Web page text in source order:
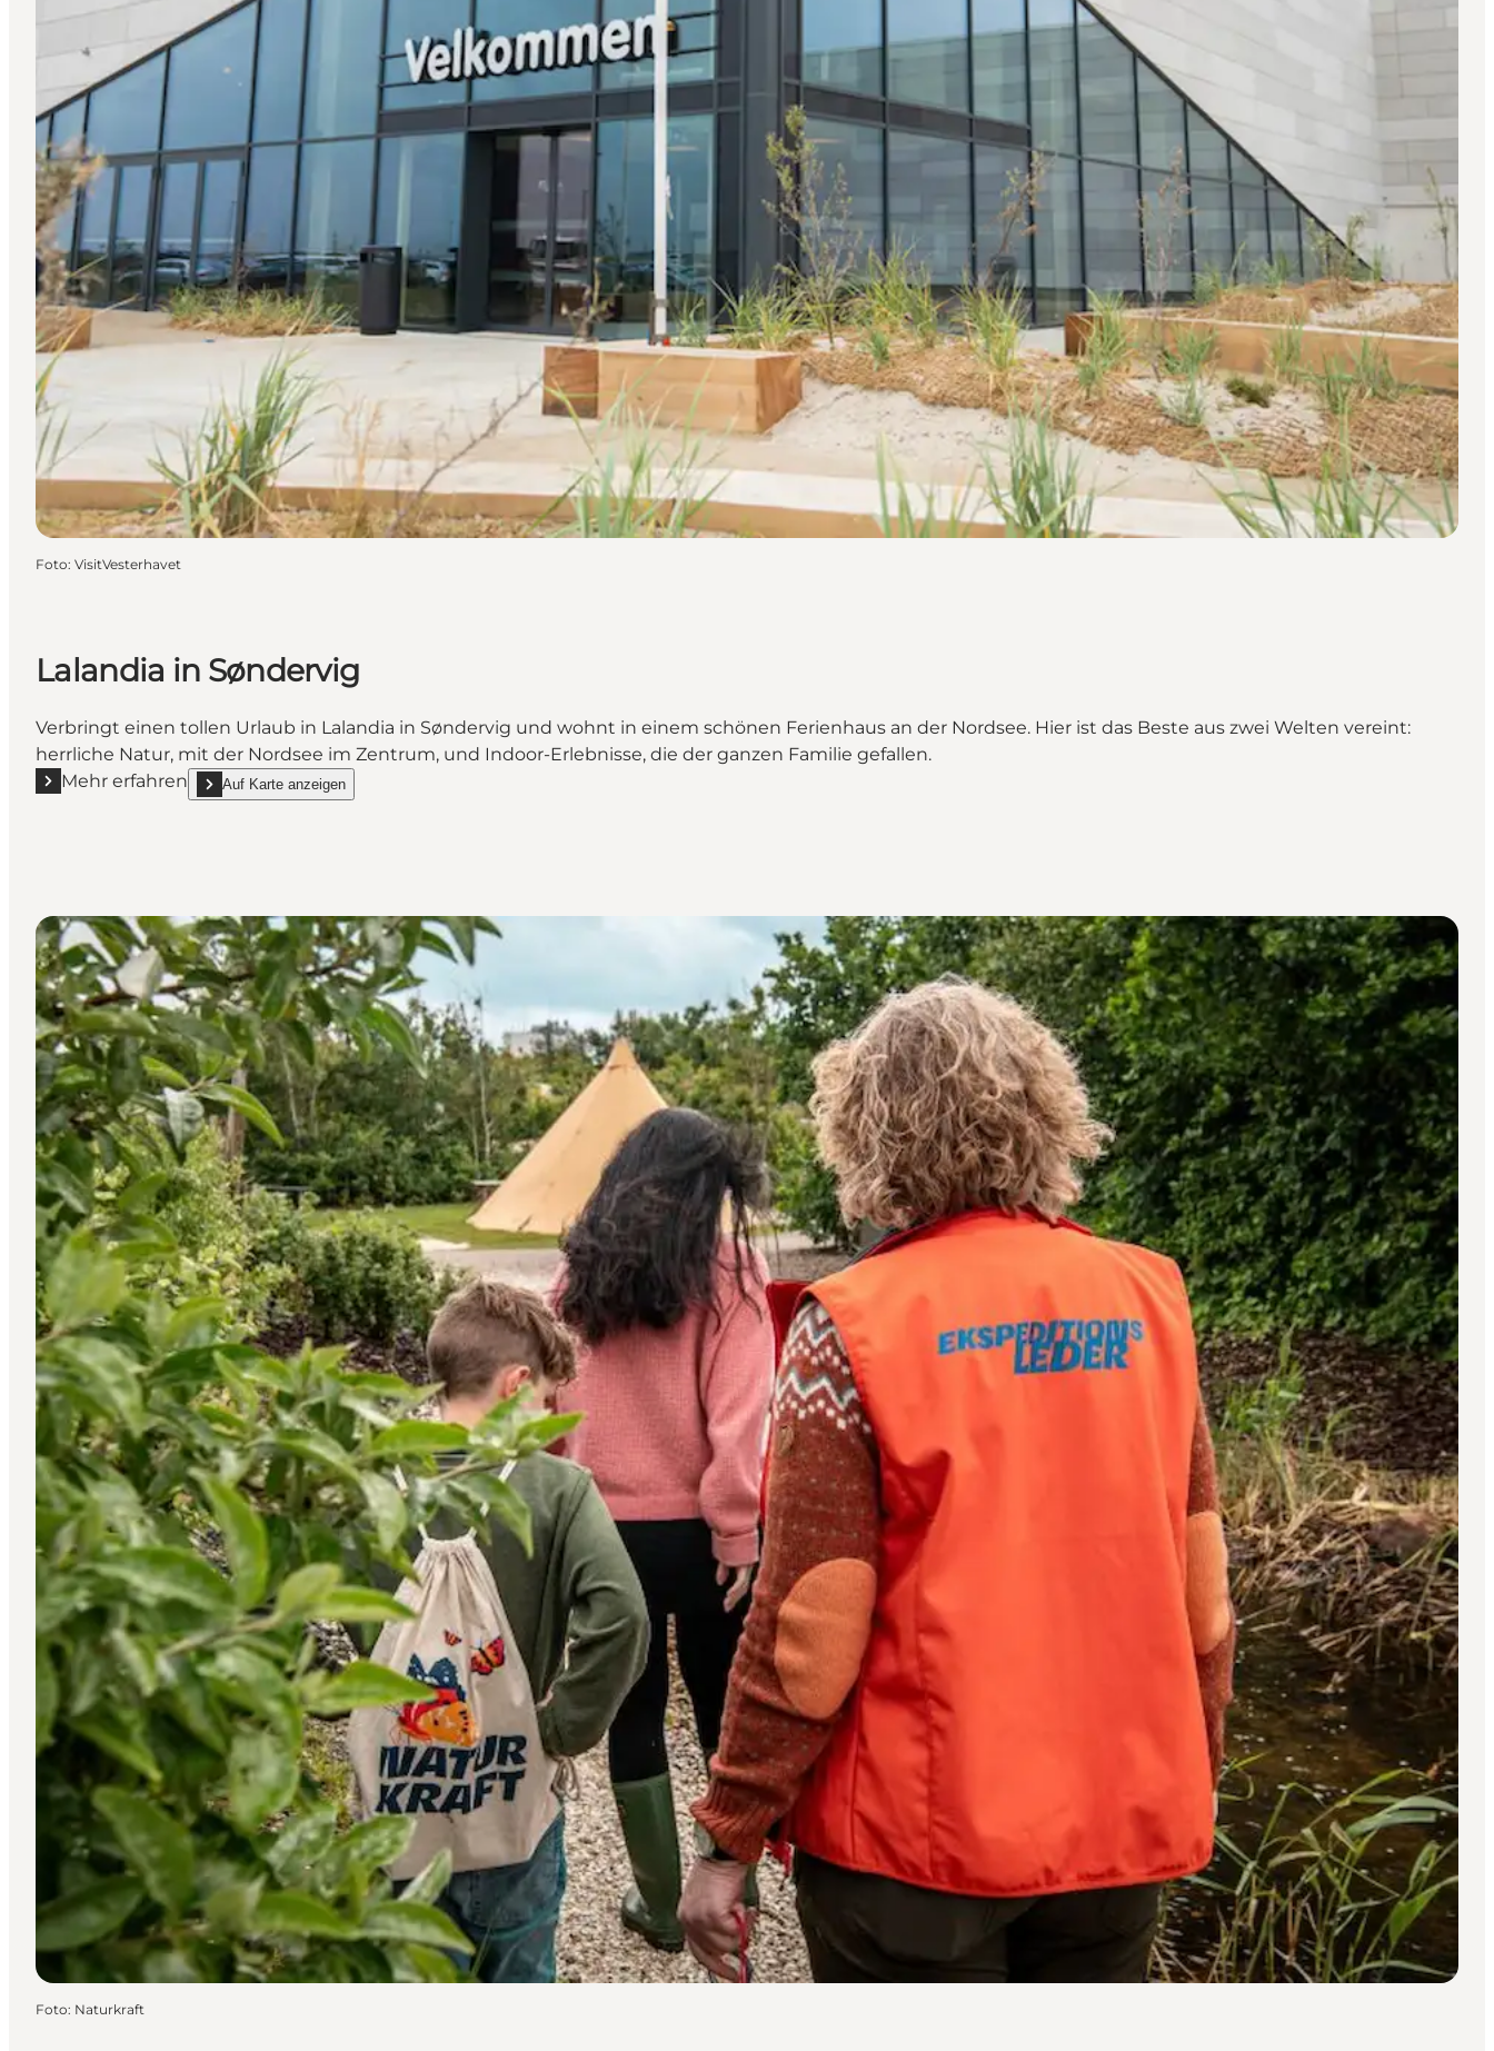
Foto: VisitVesterhavet
Lalandia in Søndervig
Verbringt einen tollen Urlaub in Lalandia in Søndervig und wohnt in einem schönen Ferienhaus an der Nordsee. Hier ist das Beste aus zwei Welten vereint:
herrliche Natur, mit der Nordsee im Zentrum, und Indoor-Erlebnisse, die der ganzen Familie gefallen.
Mehr erfahren
Mehr erfahren "Lalandia in Søndervig"
Auf Karte anzeigen
show Lalandia in Søndervig on_map
Foto: Naturkraft